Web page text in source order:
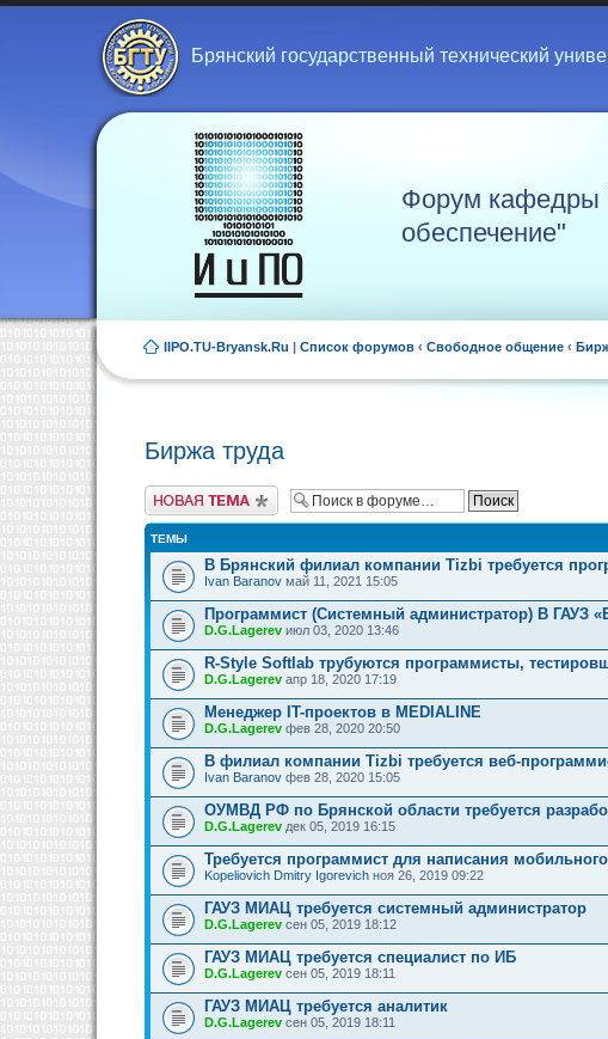
Брянский государственный технический
Форум кафедры
обеспечение"
IIPO.TU-Bryansk.Ru | Список форумов ‹ Свободное общение ‹
Биржа труда
Новая тема
ТЕМЫ
В Брянский филиал компании Tizbi требуется
Ivan Baranov май 11, 2021 15:05
Программист (Системный администратор) В ГАУЗ
D.G.Lagerev июл 03, 2020 13:46
R-Style Softlab трубуются программисты,
D.G.Lagerev апр 18, 2020 17:19
Менеджер IT-проектов в MEDIALINE
D.G.Lagerev фев 28, 2020 20:50
В филиал компании Tizbi требуется веб-
Ivan Baranov фев 28, 2020 15:05
ОУМВД РФ по Брянской области требуется
D.G.Lagerev дек 05, 2019 16:15
Требуется программист для написания
Kopeliovich Dmitry Igorevich ноя 26, 2019 09:22
ГАУЗ МИАЦ требуется системный администратор
D.G.Lagerev сен 05, 2019 18:12
ГАУЗ МИАЦ требуется специалист по ИБ
D.G.Lagerev сен 05, 2019 18:11
ГАУЗ МИАЦ требуется аналитик
D.G.Lagerev сен 05, 2019 18:11